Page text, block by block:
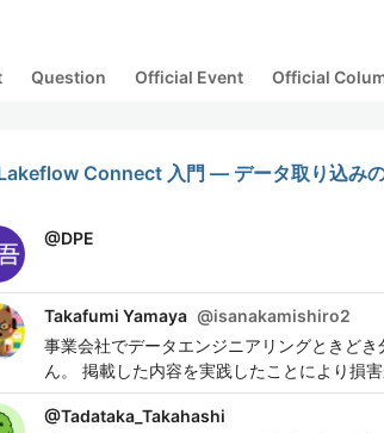
Question Official Event Official
Connect 入門 — データ取り込み
@DPE
Takafumi Yamaya @isanakamishiro2
事業会社でデータエンジニアリングときど
ん。 掲載した内容を実践したことにより損
@Tadataka_Takahashi